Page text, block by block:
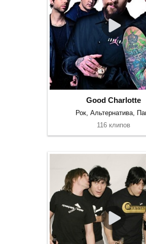
Good Charlotte
Рок, Альтернатива,
116 клипов